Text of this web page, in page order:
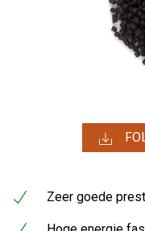
Zeer goede